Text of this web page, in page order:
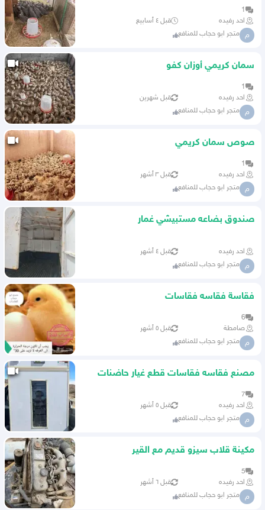
1
احد رفيده
قبل ٤ أسابيع
م متجر ابو حجاب للمنافع
سمان كريمي أوزان كفو
1
احد رفيده
قبل شهرين
م متجر ابو حجاب للمنافع
صوص سمان كريمي
1
احد رفيده
قبل ٣ أشهر
م متجر ابو حجاب للمنافع
صندوق بضاعه مستبيشي غمار
احد رفيده قبل ٤ أشهر
م متجر ابو حجاب للمنافع
فقاسة فقاسه فقاسات
6
صامطة
قبل ٥ أشهر
م متجر ابو حجاب للمنافع
مصنع فقاسه فقاسات قطع غيار حاضنات
7
احد رفيده
قبل ٥ أشهر
م متجر ابو حجاب للمنافع
مكينة قلاب سيزو قديم مع القير
5
احد رفيده
قبل ٦ أشهر
م متجر ابو حجاب للمنافع